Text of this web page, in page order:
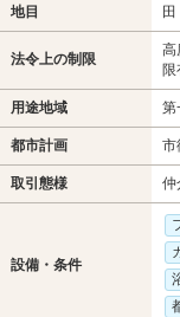
地目 田
法令上の制限
高
限
用途地域 第
都市計画 市
取引態様 仲
設備・条件